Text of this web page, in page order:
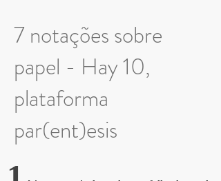
7 notações sobre
papel - Hay 10,
plataforma
par(ent)esis